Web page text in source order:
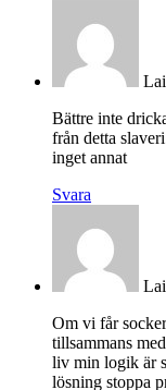
Bättre inte
från detta
inget annat
Svara
Om vi får
tillsammans
liv min logik är
lösning stoppa